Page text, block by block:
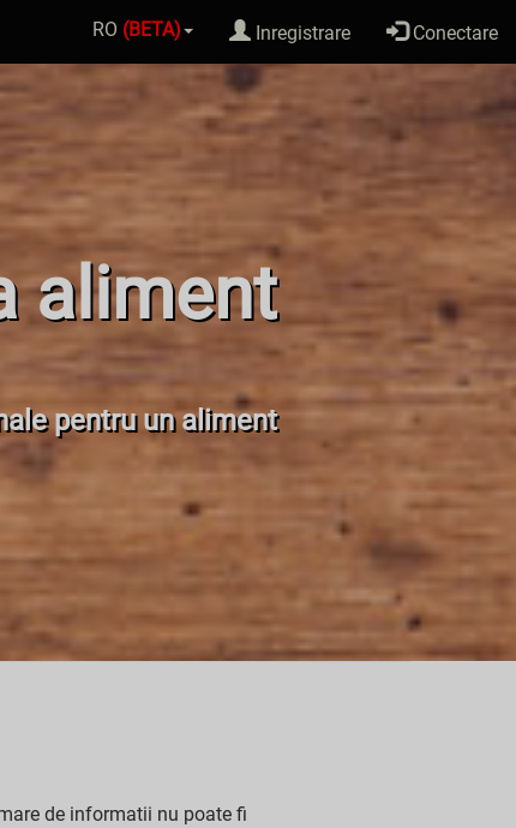
RO (BETA) Inregistrare Conectare
aliment
pentru un aliment
de informatii nu poate fi